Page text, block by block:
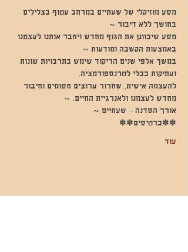
מסע מוזיקלי של שעתיים במרחב עטוף בצלילים
בחושך ללא דיבור ~
מסע שיכוונן את הגוף מחדש ויחבר אותנו לעצמנו
באמצעות הקשבה ומודעות ~
במשך אלפי שנים הריקוד שימש בתרבויות שונות
ועתיקות ככלי לטרנספורמציה,
להעצמה אישית, שחרור ערוצים חסומים וחיבור
מחדש לעצמנו ולאנרגיית החיים. ~
אורך הסדנה – שעתיים ~
✽✽כרטיסים✽✽
עוד